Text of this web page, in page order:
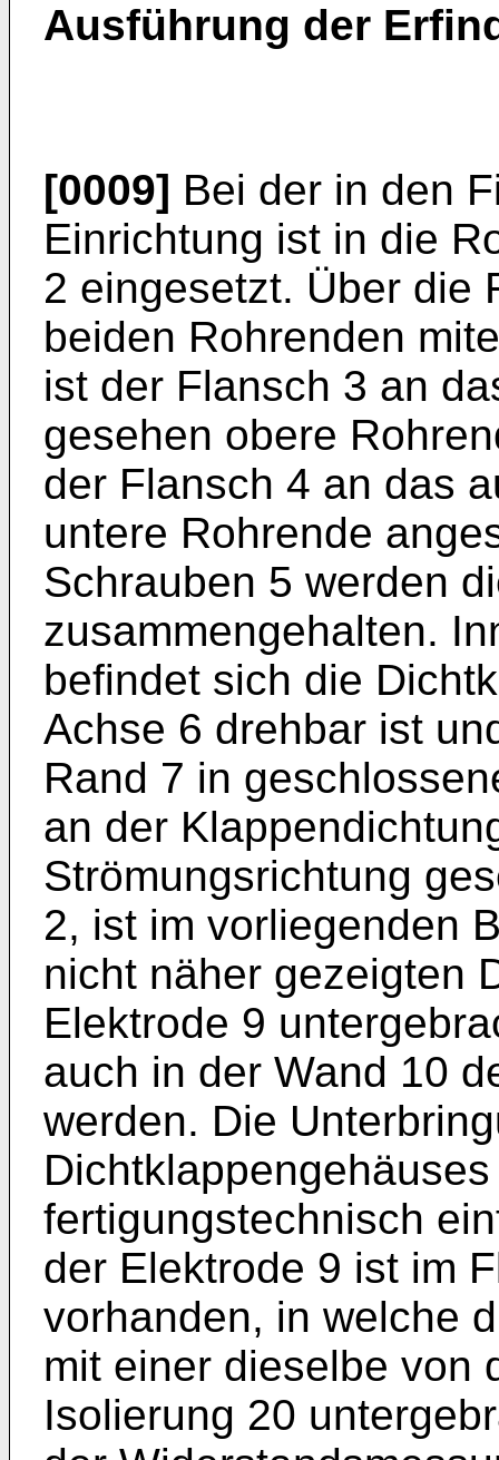
Ausführung der
[0009] Bei der in den
Einrichtung ist in die
2 eingesetzt. Über die
beiden Rohrenden
ist der Flansch 3 an
gesehen obere
der Flansch 4 an das
untere Rohrende
Schrauben 5 werden
zusammengehalten.
befindet sich die
Achse 6 drehbar ist
Rand 7 in
an der
Strömungsrichtung
2, ist im vorliegenden
nicht näher gezeigten
Elektrode 9
auch in der Wand 10
werden. Die
fertigungstechnisch
der Elektrode 9 ist im
vorhanden, in welche
mit einer dieselbe von
Isolierung 20